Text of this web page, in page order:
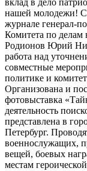
вклад в дело
нашей молодежи!
журнале генерал-
Комитета по делам
Родионов Юрий
работа над
совместные
политике и
Организована и
фотовыставка
деятельность
представлена в
Петербург.
военнослужащих,
вещей, боевых
местам